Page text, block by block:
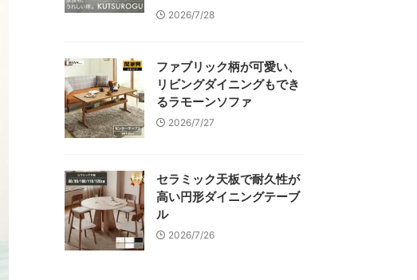
2026/7/28
ファブリック柄が可愛い、
リビングダイニングもでき
るラモーンソファ
2026/7/27
セラミック天板で耐久性が
高い円形ダイニングテーブ
ル
2026/7/26